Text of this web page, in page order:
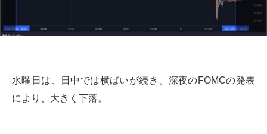
水曜日は、日中では横ばいが続き、深夜のFOMCの発表
により、大きく下落。